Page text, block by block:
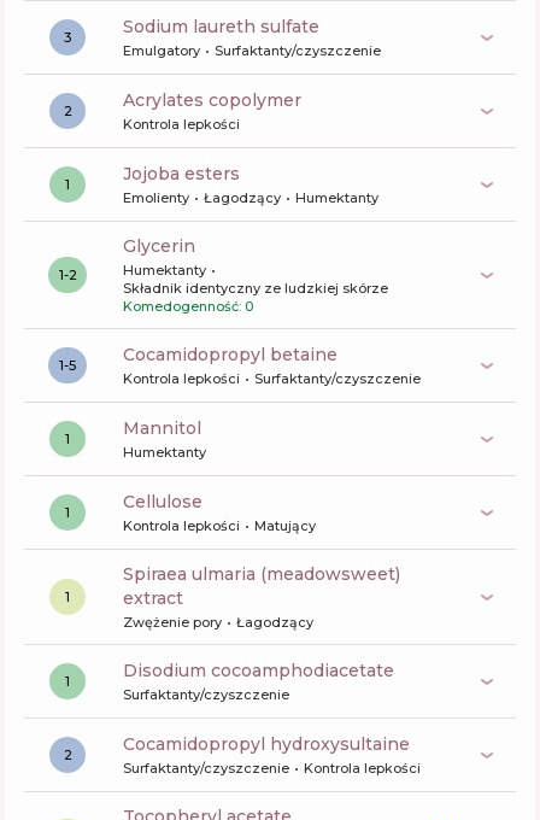
3 sodium laureth sulfate
Emulgatory Surfaktanty/czyszczenie
2 acrylates copolymer
Kontrola lepkości
1 jojoba esters
Emolienty Łagodzący Humektanty
1-2
glycerin
Humektanty
Składnik identyczny ze ludzkiej skórze
Komedogenność: 0
1-5 cocamidopropyl betaine
Kontrola lepkości Surfaktanty/czyszczenie
1 mannitol
Humektanty
1 cellulose
Kontrola lepkości Matujący
1
spiraea ulmaria (meadowsweet)
extract
Zwężenie pory Łagodzący
1 disodium cocoamphodiacetate
Surfaktanty/czyszczenie
2 cocamidopropyl hydroxysultaine
Surfaktanty/czyszczenie Kontrola lepkości